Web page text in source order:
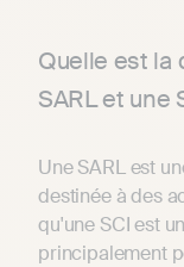
Quelle est la
SARL et une
Une SARL est
destinée à des
qu'une SCI est
principalement